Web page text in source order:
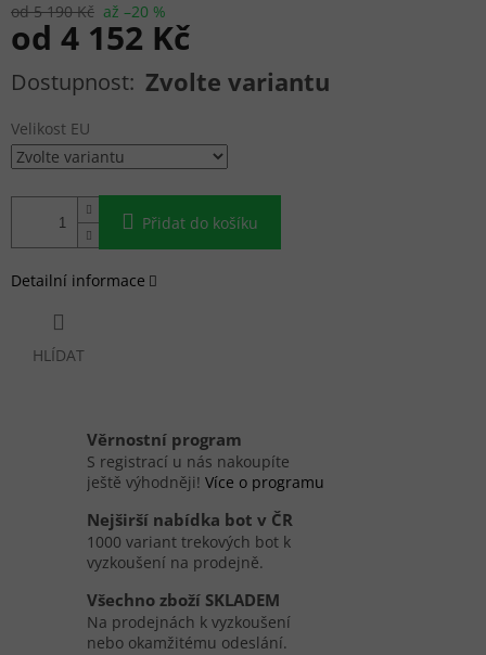
od 5 190 Kč až –20 %
od 4 152 Kč
Měrná cena: Zvolte variantu
Velikost EU
Přidat do košíku
Detailní informace
HLÍDAT
Věrnostní program
S registrací u nás nakoupíte
ještě výhodněji! Více o programu
Nejširší nabídka bot v ČR
1000 variant trekových bot k
vyzkoušení na prodejně.
Všechno zboží SKLADEM
Na prodejnách k vyzkoušení
nebo okamžitému odeslání.